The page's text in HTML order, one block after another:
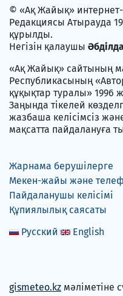
© «Ақ Жайық»
Редакциясы Атырауда
құрылды.
Негізін қалаушы
«Ақ Жайық» сайтының
Республикасының
құқықтар туралы»
Заңында тікелей
жазбаша келісімсіз
мақсатта пайдалануға
Жарнама берушілерге
Мекен-жайы және
Пайдаланушы келісімі
Құпиялылық саясаты
Русский
English
gismeteo.kz мәліметіне